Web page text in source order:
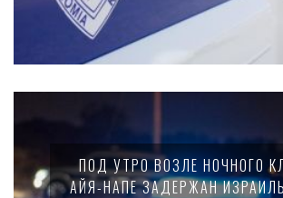
ПОД УТРО ВОЗЛЕ НОЧНОГО
АЙЯ-НАПЕ ЗАДЕРЖАН